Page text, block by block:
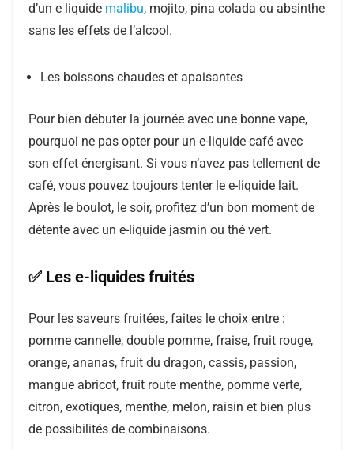
d’un e liquide malibu, mojito, pina colada ou absinthe
sans les effets de l’alcool.
Les boissons chaudes et apaisantes
Pour bien débuter la journée avec une bonne vape,
pourquoi ne pas opter pour un e-liquide café avec
son effet énergisant. Si vous n’avez pas tellement de
café, vous pouvez toujours tenter le e-liquide lait.
Après le boulot, le soir, profitez d’un bon moment de
détente avec un e-liquide jasmin ou thé vert.
✅ Les e-liquides fruités
Pour les saveurs fruitées, faites le choix entre :
pomme cannelle, double pomme, fraise, fruit rouge,
orange, ananas, fruit du dragon, cassis, passion,
mangue abricot, fruit route menthe, pomme verte,
citron, exotiques, menthe, melon, raisin et bien plus
de possibilités de combinaisons.